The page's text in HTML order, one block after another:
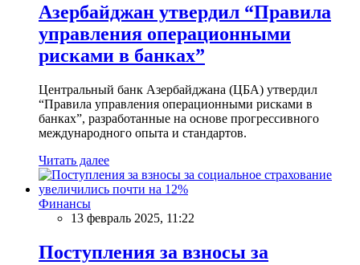
Азербайджан утвердил “Правила
управления операционными
рисками в банках”
Центральный банк Азербайджана (ЦБА) утвердил
“Правила управления операционными рисками в
банках”, разработанные на основе прогрессивного
международного опыта и стандартов.
Читать далее
Финансы
13 февраль 2025, 11:22
Поступления за взносы за